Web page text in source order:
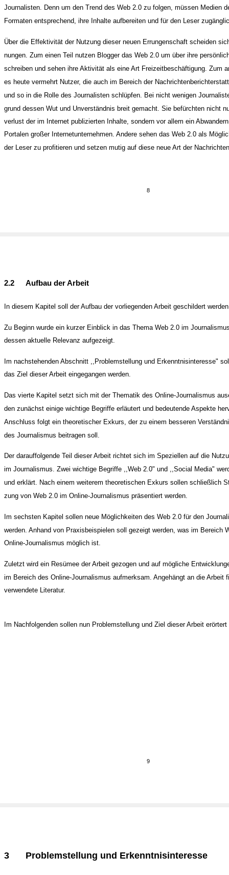
Journalisten. Denn um den Trend des Web 2.0 zu folgen, müssen Medien
Formaten entsprechend, ihre Inhalte aufbereiten und für den Leser
Über die Effektivität der Nutzung dieser neuen Errungenschaft scheiden
nungen. Zum einen Teil nutzen Blogger das Web 2.0 um über ihre
schreiben und sehen ihre Aktivität als eine Art Freizeitbeschäftigung. Zum
es heute vermehrt Nutzer, die auch im Bereich der
und so in die Rolle des Journalisten schlüpfen. Bei nicht wenigen
grund dessen Wut und Unverständnis breit gemacht. Sie befürchten nicht
verlust der im Internet publizierten Inhalte, sondern vor allem ein
Portalen großer Internetunternehmen. Andere sehen das Web 2.0 als
der Leser zu profitieren und setzen mutig auf diese neue Art der
8
2.2 Aufbau der Arbeit
In diesem Kapitel soll der Aufbau der vorliegenden Arbeit geschildert
Zu Beginn wurde ein kurzer Einblick in das Thema Web 2.0 im
dessen aktuelle Relevanz aufgezeigt.
Im nachstehenden Abschnitt ,,Problemstellung und Erkenntnisinteresse"
das Ziel dieser Arbeit eingegangen werden.
Das vierte Kapitel setzt sich mit der Thematik des Online-Journalismus
den zunächst einige wichtige Begriffe erläutert und bedeutende Aspekte
Anschluss folgt ein theoretischer Exkurs, der zu einem besseren
des Journalismus beitragen soll.
Der darauffolgende Teil dieser Arbeit richtet sich im Speziellen auf die
im Journalismus. Zwei wichtige Begriffe ,,Web 2.0" und ,,Social Media"
und erklärt. Nach einem weiterem theoretischen Exkurs sollen schließlich
zung von Web 2.0 im Online-Journalismus präsentiert werden.
Im sechsten Kapitel sollen neue Möglichkeiten des Web 2.0 für den
werden. Anhand von Praxisbeispielen soll gezeigt werden, was im Bereich
Online-Journalismus möglich ist.
Zuletzt wird ein Resümee der Arbeit gezogen und auf mögliche
im Bereich des Online-Journalismus aufmerksam. Angehängt an die Arbeit
verwendete Literatur.
Im Nachfolgenden sollen nun Problemstellung und Ziel dieser Arbeit erörtert
9
3 Problemstellung und Erkenntnisinteresse